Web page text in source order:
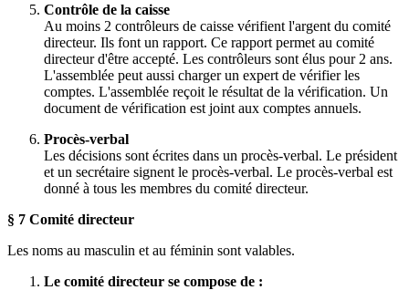
Contrôle de la caisse
Au moins 2 contrôleurs de caisse vérifient l'argent du comité
directeur. Ils font un rapport. Ce rapport permet au comité
directeur d'être accepté. Les contrôleurs sont élus pour 2 ans.
L'assemblée peut aussi charger un expert de vérifier les
comptes. L'assemblée reçoit le résultat de la vérification. Un
document de vérification est joint aux comptes annuels.
Procès-verbal
Les décisions sont écrites dans un procès-verbal. Le président
et un secrétaire signent le procès-verbal. Le procès-verbal est
donné à tous les membres du comité directeur.
§ 7 Comité directeur
Les noms au masculin et au féminin sont valables.
Le comité directeur se compose de :